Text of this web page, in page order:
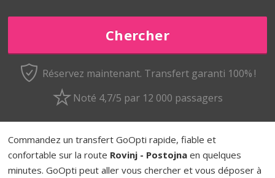
Réservez maintenant. Transfert garanti 100% !
Noté 4,7/5 par 12 000 passagers
Commandez un transfert GoOpti rapide, fiable et
confortable sur la route Rovinj - Postojna en quelques
minutes. GoOpti peut aller vous chercher et vous déposer à